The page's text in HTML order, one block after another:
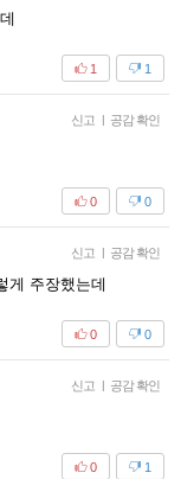
1
1
신고 | 공감 확인
0
0
신고 | 공감 확인
게 주장했는데
0
0
신고 | 공감 확인
1
0